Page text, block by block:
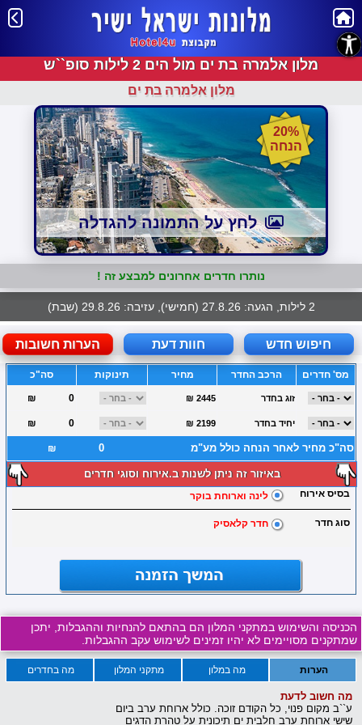
מלון אלמרה בת ים מול הים 2 לילות סופ``ש
מלון אלמרה בת ים
20%
הנחה
לחץ על התמונה להגדלה
נותרו חדרים אחרונים למבצע זה !
2 לילות, הגעה: 27.8.26 (חמישי), עזיבה: 29.8.26 (שבת)
חיפוש חדש חוות דעת הערות חשובות
סה"כ תינוקות מחיר הרכב החדר מס' חדרים
₪ ₪ 2445 זוג בחדר
₪ ₪ 2199 יחיד בחדר
₪ סה"כ מחיר לאחר הנחה כולל מע"מ
באיזור זה ניתן לשנות ב.אירוח וסוגי חדרים
לינה וארוחת בוקר בסיס אירוח
חדר קלאסיק סוג חדר
הכניסה והשימוש במתקני המלון הם בהתאם להנחיות וההגבלות, יתכן
שמתקנים מסויימים לא יהיו זמינים לשימוש עקב ההגבלות.
מה בחדרים מתקני המלון מה במלון הערות
מה חשוב לדעת
ע``ב מקום פנוי, כל הקודם זוכה. כולל ארוחת ערב ביום
שישי ארוחת ערב חלבית ים תיכונית על טהרת הדגים
נגישות